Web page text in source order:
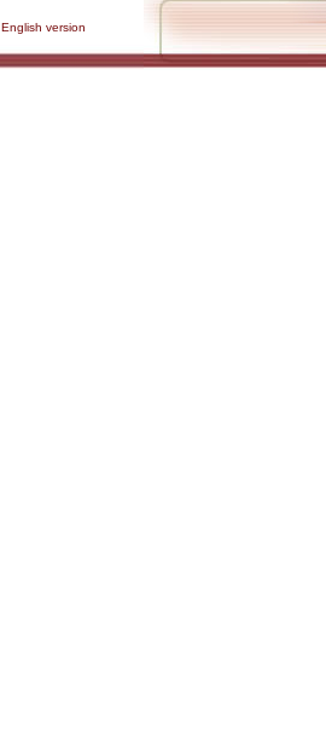
English version